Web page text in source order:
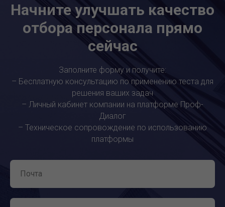
Начните улучшать качество
отбора персонала прямо
сейчас
Заполните форму и получите:
– Бесплатную консультацию по применению теста для
решения ваших задач
– Личный кабинет компании на платформе Проф-
Диалог
– Техническое сопровождение по использованию
платформы